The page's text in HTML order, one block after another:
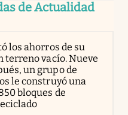
de Actualidad
los ahorros de su
terreno vacío. Nueve
un grupo de
le construyó una
bloques de